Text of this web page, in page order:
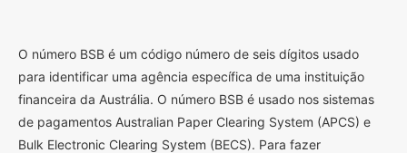
O número BSB é um código número de seis dígitos usado
para identificar uma agência específica de uma instituição
financeira da Austrália. O número BSB é usado nos sistemas
de pagamentos Australian Paper Clearing System (APCS) e
Bulk Electronic Clearing System (BECS). Para fazer